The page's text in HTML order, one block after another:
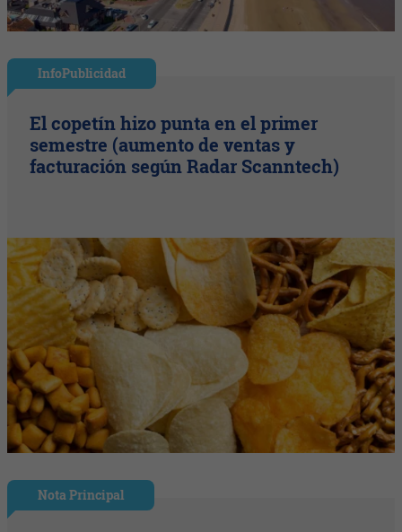
InfoPublicidad
El copetín hizo punta en el primer
semestre (aumento de ventas y
facturación según Radar Scanntech)
Nota Principal